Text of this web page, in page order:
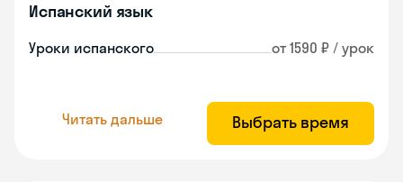
Испанский язык
Уроки испанского от 1590 ₽ / урок
Читать дальше Выбрать время